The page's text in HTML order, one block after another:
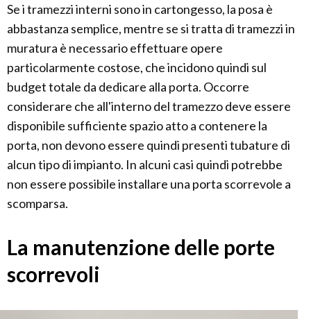
Se i tramezzi interni sono in cartongesso, la posa è
abbastanza semplice, mentre se si tratta di tramezzi in
muratura è necessario effettuare opere
particolarmente costose, che incidono quindi sul
budget totale da dedicare alla porta. Occorre
considerare che all'interno del tramezzo deve essere
disponibile sufficiente spazio atto a contenere la
porta, non devono essere quindi presenti tubature di
alcun tipo di impianto. In alcuni casi quindi potrebbe
non essere possibile installare una porta scorrevole a
scomparsa.
La manutenzione delle porte
scorrevoli